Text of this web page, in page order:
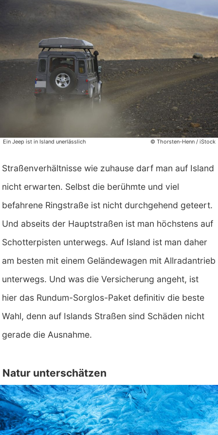
Ein Jeep ist in Island unerlässlich © Thorsten-Henn / iStock
Straßenverhältnisse wie zuhause darf man auf Island
nicht erwarten. Selbst die berühmte und viel
befahrene Ringstraße ist nicht durchgehend geteert.
Und abseits der Hauptstraßen ist man höchstens auf
Schotterpisten unterwegs. Auf Island ist man daher
am besten mit einem Geländewagen mit Allradantrieb
unterwegs. Und was die Versicherung angeht, ist
hier das Rundum-Sorglos-Paket definitiv die beste
Wahl, denn auf Islands Straßen sind Schäden nicht
gerade die Ausnahme.
Natur unterschätzen